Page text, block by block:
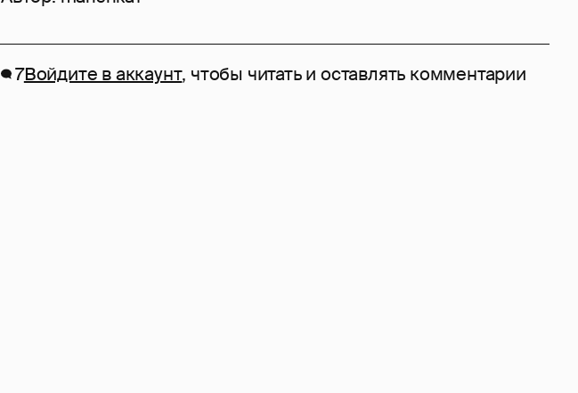
7Войдите в аккаунт, чтобы читать и оставлять комментарии